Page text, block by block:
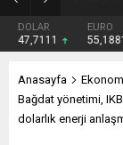
DOLAR
47,7111
EURO
55,1881
Anasayfa
Bağdat yönetimi,
dolarlık enerji